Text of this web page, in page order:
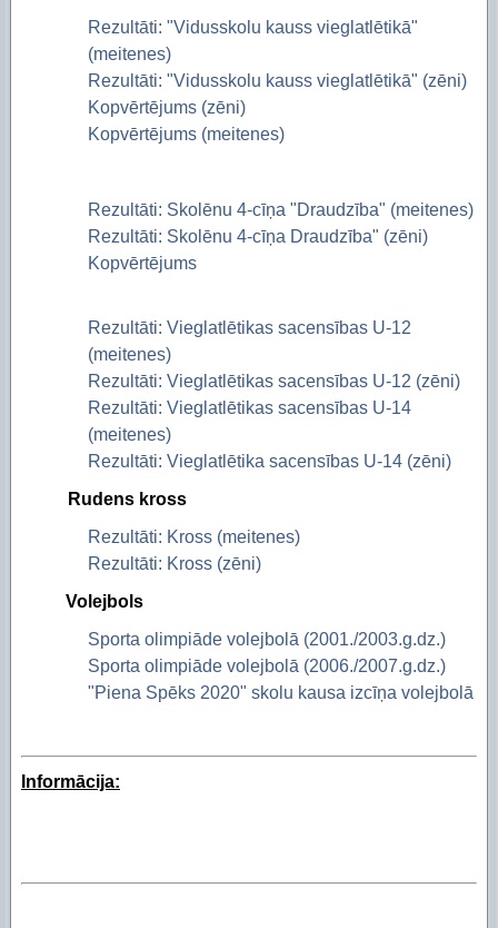
Rezultāti: "Vidusskolu kauss vieglatlētikā"
(meitenes)
Rezultāti: "Vidusskolu kauss vieglatlētikā" (zēni)
Kopvērtējums (zēni)
Kopvērtējums (meitenes)
Rezultāti: Skolēnu 4-cīņa "Draudzība" (meitenes)
Rezultāti: Skolēnu 4-cīņa Draudzība" (zēni)
Kopvērtējums
Rezultāti: Vieglatlētikas sacensības U-12
(meitenes)
Rezultāti: Vieglatlētikas sacensības U-12 (zēni)
Rezultāti: Vieglatlētikas sacensības U-14
(meitenes)
Rezultāti: Vieglatlētika sacensības U-14 (zēni)
Rudens kross
Rezultāti: Kross (meitenes)
Rezultāti: Kross (zēni)
Volejbols
Sporta olimpiāde volejbolā (2001./2003.g.dz.)
Sporta olimpiāde volejbolā (2006./2007.g.dz.)
"Piena Spēks 2020" skolu kausa izcīņa volejbolā
Informācija: